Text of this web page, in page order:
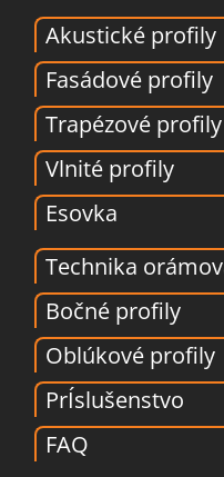
Akustické profily
Fasádové profily
Trapézové profily
Vlnité profily
Esovka
Technika
Bočné profily
Oblúkové profily
PrÍslušenstvo
FAQ